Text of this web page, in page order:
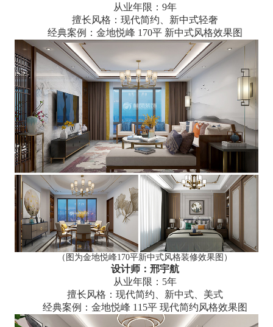
从业年限：9年
擅长风格：现代简约、新中式轻奢
经典案例：金地悦峰 170平 新中式风格效果图
（图为金地悦峰170平新中式风格装修效果图）
设计师：邢宇航
从业年限：5年
擅长风格：现代简约、新中式、美式
经典案例：金地悦峰 115平 现代简约风格效果图